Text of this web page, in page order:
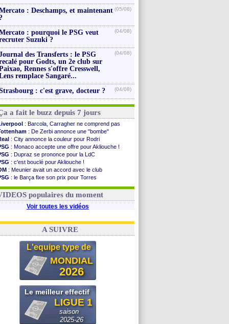
: Deschamps, et maintenant (05/08)
: pourquoi le PSG veut
Suzuki ?
(04/08)
des Transferts : le PSG
pour Godts, un 2e club sur
Rennes s'offre Cresswell,
remplace Sangaré...
(04/08)
: c'est grave, docteur ? (04/08)
a fait le buzz depuis 7 jours
: Barcola, Carragher ne comprend pas
: De Zerbi annonce une "bombe"
: City annonce la couleur pour Rodri
: Monaco accepte une offre pour Akliouche !
: Dupraz se prononce pour la LdC
: c'est bouclé pour Akliouche !
: Meunier avait un accord avec le club
: le Barça fixe son prix pour Torres
: Torres souhaite rejoindre le PSG !
populaires du moment
Voir toutes les vidéos
A SUIVRE
L'equipe type de
MONDIAL
2026
Le meilleur effectif
LIGUE 1
saison
2025-26